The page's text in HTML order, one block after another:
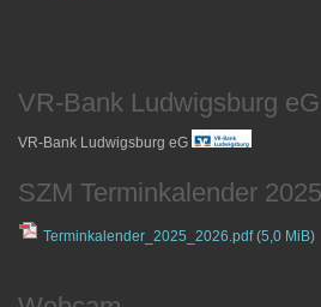
VR-Bank Ludwigsburg eG
VR-Bank Ludwigsburg eG
SZM Terminkalender
Terminkalender_2025_2026.pdf(5,0 MiB)